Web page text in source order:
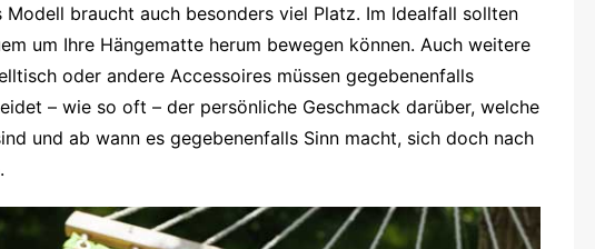
braucht auch besonders viel Platz. Im Idealfall sollten
um Ihre Hängematte herum bewegen können. Auch weitere
oder andere Accessoires müssen gegebenenfalls
– wie so oft – der persönliche Geschmack darüber, welche
und ab wann es gegebenenfalls Sinn macht, sich doch nach